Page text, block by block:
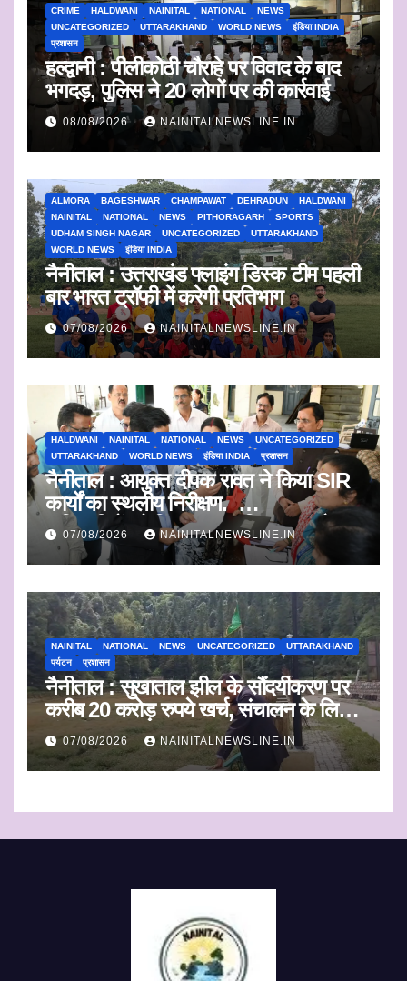
CRIME HALDWANI NAINITAL NATIONAL
NEWS
UNCATEGORIZED
UTTARAKHAND WORLD NEWS
इंडिया INDIA
प्रशासन
हल्द्वानी : पीलीकोठी चौराहे पर विवाद के बाद
भगदड़, पुलिस ने 20 लोगों पर की कार्रवाई
08/08/2026 NAINITALNEWSLINE.IN
ALMORA BAGESHWAR CHAMPAWAT DEHRADUN
HALDWANI
NAINITAL
NATIONAL NEWS PITHORAGARH
SPORTS
UDHAM SINGH NAGAR
UNCATEGORIZED
UTTARAKHAND
WORLD NEWS
इंडिया INDIA
नैनीताल : उत्तराखंड फ्लाइंग डिस्क टीम पहली
बार भारत ट्रॉफी में करेगी प्रतिभाग
07/08/2026 NAINITALNEWSLINE.IN
HALDWANI NAINITAL NATIONAL NEWS
UNCATEGORIZED
UTTARAKHAND
WORLD NEWS इंडिया INDIA प्रशासन
नैनीताल : आयुक्त दीपक रावत ने किया SIR
कार्यों का स्थलीय निरीक्षण.
अधिकारियों को दिए समयबद्ध निस्तारण और
पारदर्शिता के निर्देश
07/08/2026 NAINITALNEWSLINE.IN
NAINITAL NATIONAL NEWS UNCATEGORIZED
UTTARAKHAND
पर्यटन
प्रशासन
नैनीताल : सुखाताल झील के सौंदर्यीकरण पर
करीब 20 करोड़ रुपये खर्च, संचालन के लिए
संस्था का चयन जल्द
07/08/2026 NAINITALNEWSLINE.IN